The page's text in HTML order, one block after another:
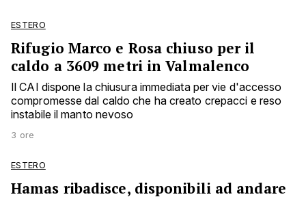
ESTERO
Rifugio Marco e Rosa chiuso per il
caldo a 3609 metri in Valmalenco
Il CAI dispone la chiusura immediata per vie d'accesso
compromesse dal caldo che ha creato crepacci e reso
instabile il manto nevoso
3 ore
ESTERO
Hamas ribadisce, disponibili ad andare